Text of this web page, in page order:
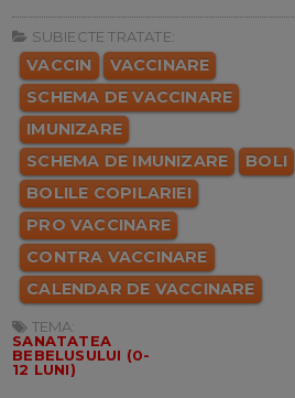
SUBIECTE TRATATE:
VACCIN
VACCINARE
SCHEMA DE VACCINARE
IMUNIZARE
SCHEMA DE IMUNIZARE
BOLI
BOLILE COPILARIEI
PRO VACCINARE
CONTRA VACCINARE
CALENDAR DE VACCINARE
TEMA:
SANATATEA
BEBELUSULUI (0-
12 LUNI)